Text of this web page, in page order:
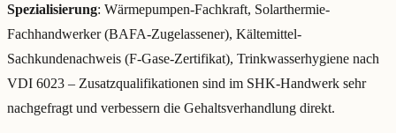
Spezialisierung: Wärmepumpen-Fachkraft, Solarthermie-
Fachhandwerker (BAFA-Zugelassener), Kältemittel-
Sachkundenachweis (F-Gase-Zertifikat), Trinkwasserhygiene nach
VDI 6023 – Zusatzqualifikationen sind im SHK-Handwerk sehr
nachgefragt und verbessern die Gehaltsverhandlung direkt.